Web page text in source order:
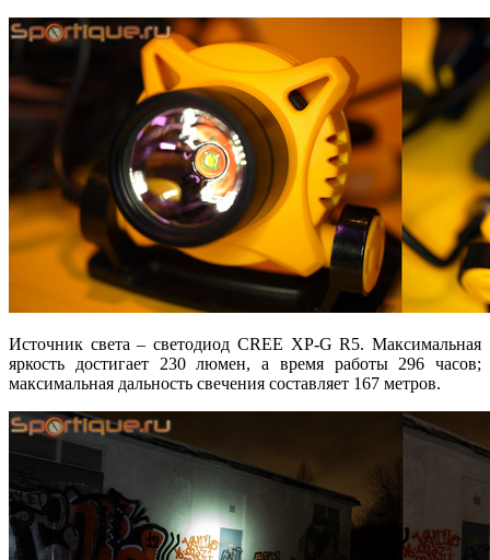
Источник света – светодиод CREE XP-G R5. Максимальная
яркость достигает 230 люмен, а время работы 296 часов;
максимальная дальность свечения составляет 167 метров.